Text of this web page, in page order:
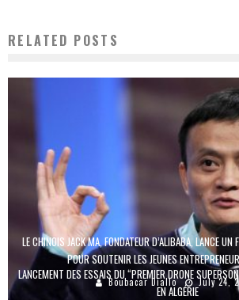
RELATED POSTS
LE CHINOIS JACK MA, FONDATEUR D’ALIBABA, LANCE UN
POUR SOUTENIR LES JEUNES
Boubacar Diallo July 24,
LANCEMENT DES ESSAIS DU “PREMIER DRONE
EN ALGÉRIE